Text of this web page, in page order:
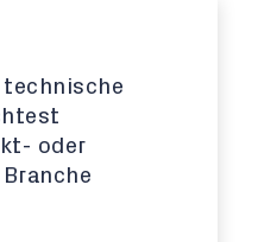
technische
oder